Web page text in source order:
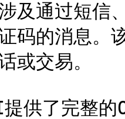
及通过短信
码的消息。
或交易。
供了完整的